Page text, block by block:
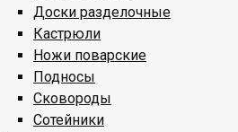
Доски разделочные
Кастрюли
Ножи поварские
Подносы
Сковороды
Сотейники